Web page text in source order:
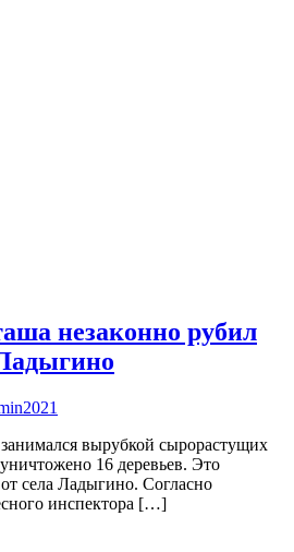
незаконно рубил
вырубкой сырорастущих
16 деревьев. Это
села Ладыгино. Согласно
инспектора […]